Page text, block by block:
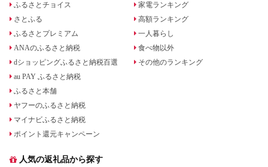
ふるさとチョイス
さとふる
ふるさとプレミアム
ANAのふるさと納税
dショッピングふるさと納税百選
au PAY ふるさと納税
ふるさと本舗
ヤフーのふるさと納税
マイナビふるさと納税
ポイント還元キャンペーン
家電ランキング
高額ランキング
一人暮らし
食べ物以外
その他のランキング
人気の返礼品から探す